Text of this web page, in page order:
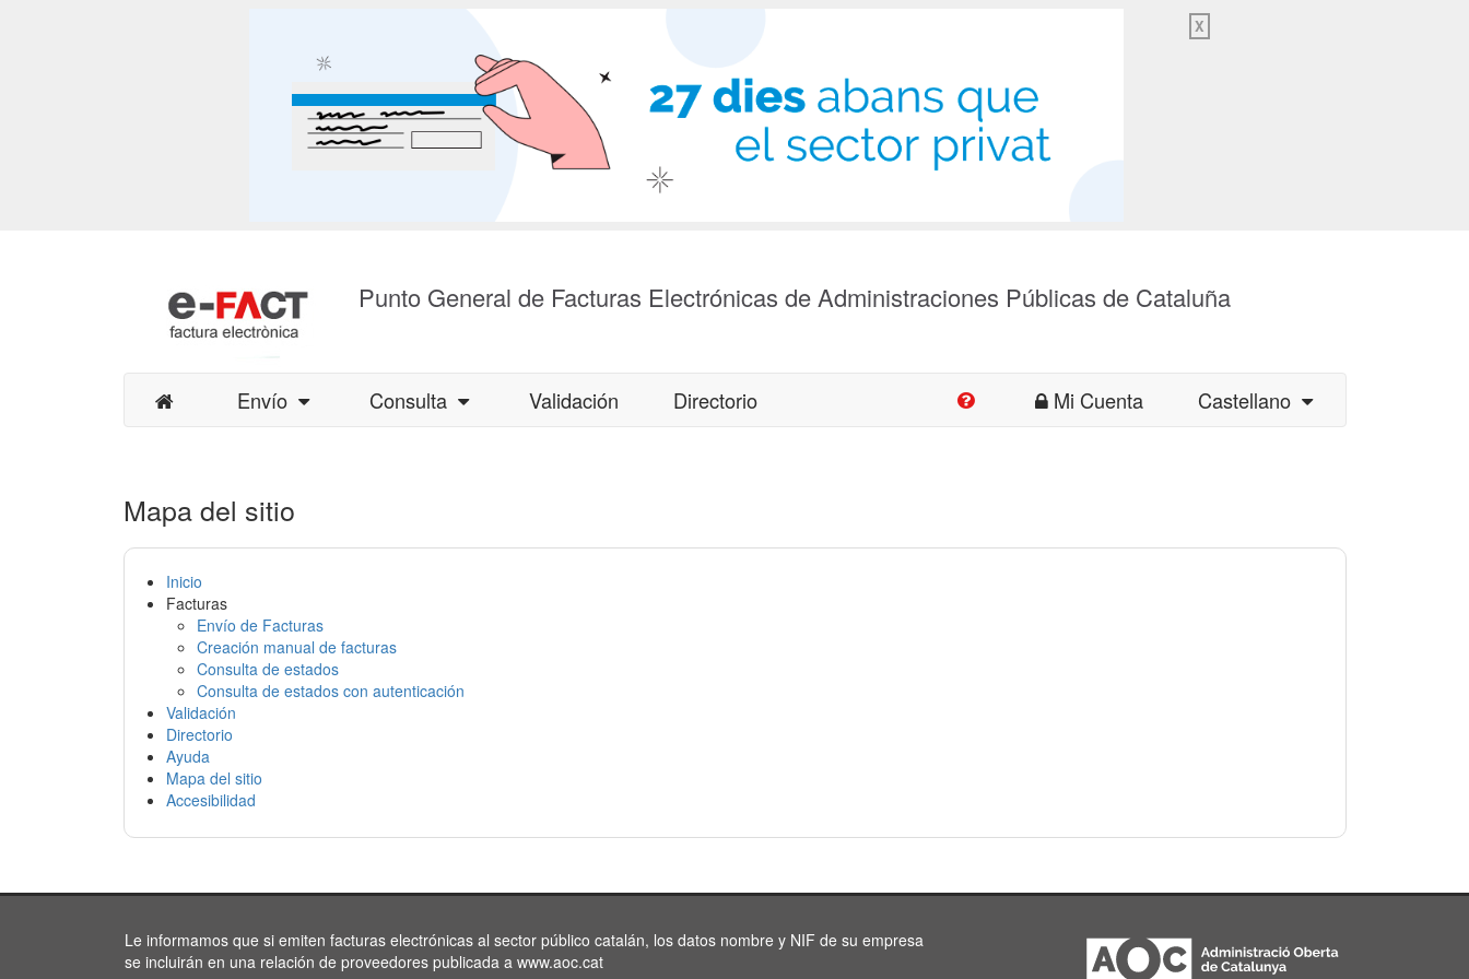
X
Punto General de Facturas Electrónicas de Administraciones Públicas de Cataluña
Envío Consulta Validación Directorio Mi Cuenta Castellano
Mapa del sitio
Inicio
Facturas
Envío de Facturas
Creación manual de facturas
Consulta de estados
Consulta de estados con autenticación
Validación
Directorio
Ayuda
Mapa del sitio
Accesibilidad
Le informamos que si emiten facturas electrónicas al sector público catalán, los datos nombre y NIF de su empresa
se incluirán en una relación de proveedores publicada a www.aoc.cat